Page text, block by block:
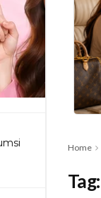
Home
Tag: